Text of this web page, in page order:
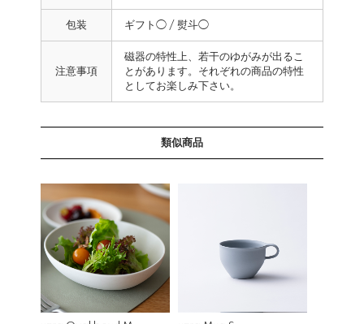
包装 ギフト◯ / 熨斗◯
注意事項
磁器の特性上、若干のゆがみが出るこ
とがあります。それぞれの商品の特性
としてお楽しみ下さい。
類似商品